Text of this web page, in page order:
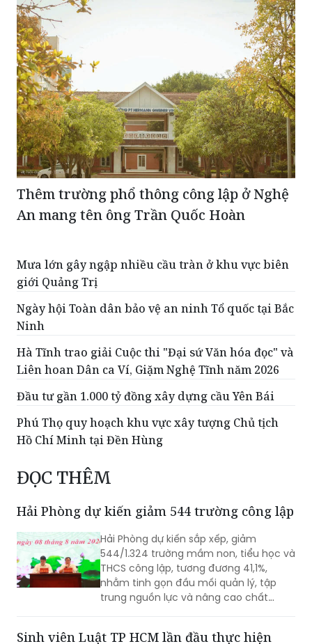
Thêm trường phổ thông công lập ở Nghệ
An mang tên ông Trần Quốc Hoàn
Mưa lớn gây ngập nhiều cầu tràn ở khu vực biên
giới Quảng Trị
Ngày hội Toàn dân bảo vệ an ninh Tổ quốc tại Bắc
Ninh
Hà Tĩnh trao giải Cuộc thi "Đại sứ Văn hóa đọc" và
Liên hoan Dân ca Ví, Giặm Nghệ Tĩnh năm 2026
Đầu tư gần 1.000 tỷ đồng xây dựng cầu Yên Bái
Phú Thọ quy hoạch khu vực xây tượng Chủ tịch
Hồ Chí Minh tại Đền Hùng
ĐỌC THÊM
Hải Phòng dự kiến giảm 544 trường công lập
Hải Phòng dự kiến sắp xếp, giảm
544/1.324 trường mầm non, tiểu học và
THCS công lập, tương đương 41,1%,
nhằm tinh gọn đầu mối quản lý, tập
trung nguồn lực và nâng cao chất
Sinh viên Luật TP HCM lần đầu thực hiện